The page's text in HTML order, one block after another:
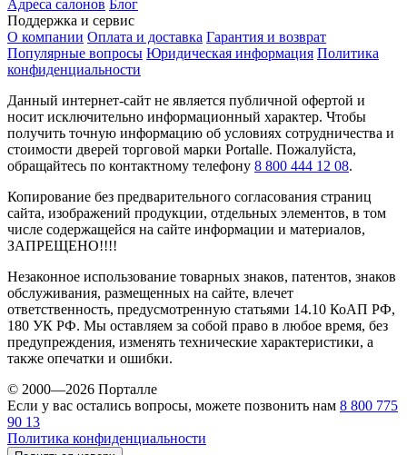
Адреса салонов Блог
Поддержка и сервис
О компании Оплата и доставка Гарантия и возврат
Популярные вопросы Юридическая информация Политика
конфиденциальности
Данный интернет-сайт не является публичной офертой и
носит исключительно информационный характер. Чтобы
получить точную информацию об условиях сотрудничества и
стоимости дверей торговой марки Portalle. Пожалуйста,
обращайтесь по контактному телефону 8 800 444 12 08.
Копирование без предварительного согласования страниц
сайта, изображений продукции, отдельных элементов, в том
числе содержащейся на сайте информации и материалов,
ЗАПРЕЩЕНО!!!!
Незаконное использование товарных знаков, патентов, знаков
обслуживания, размещенных на сайте, влечет
ответственность, предусмотренную статьями 14.10 КоАП РФ,
180 УК РФ. Мы оставляем за собой право в любое время, без
предупреждения, изменять технические характеристики, а
также опечатки и ошибки.
© 2000—2026 Порталле
Если у вас остались вопросы, можете позвонить нам 8 800 775
90 13
Политика конфиденциальности